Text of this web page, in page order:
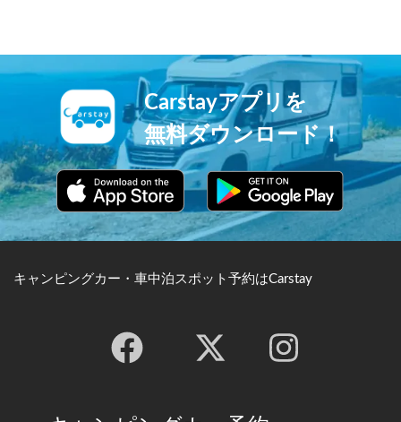
Carstayアプリを
無料ダウンロード！
キャンピングカー・車中泊スポット予約はCarstay